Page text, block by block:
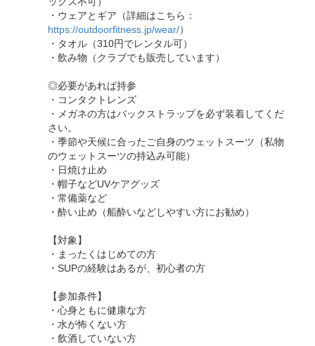
・ウェアとギア（詳細はこちら：
https://outdoorfitness.jp/wear/）
・タオル（310円でレンタル可）
・飲み物（クラブでも販売しています）
◎必要があれば持参
・コンタクトレンズ
・メガネの方はバックストラップを必ず装着してくだ
さい。
・季節や天候に合ったご自身のウェットスーツ（私物
のウェットスーツの持込み可能）
・日焼け止め
・帽子などUVケアグッズ
・常備薬など
・酔い止め（船酔いなどしやすい方にお勧め）
【対象】
・まったくはじめての方
・SUPの経験はあるが、初心者の方
【参加条件】
・心身ともに健康な方
・水が怖くない方
・飲酒していない方